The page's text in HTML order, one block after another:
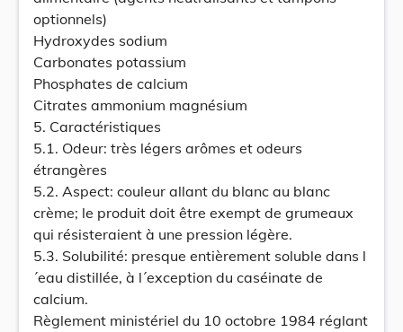
optionnels)
Hydroxydes sodium
Carbonates potassium
Phosphates de calcium
Citrates ammonium magnésium
5. Caractéristiques
5.1. Odeur: très légers arômes et odeurs
étrangères
5.2. Aspect: couleur allant du blanc au blanc
crème; le produit doit être exempt de grumeaux
qui résisteraient à une pression légère.
5.3. Solubilité: presque entièrement soluble dans l
´eau distillée, à l´exception du caséinate de
calcium.
Règlement ministériel du 10 octobre 1984 réglant